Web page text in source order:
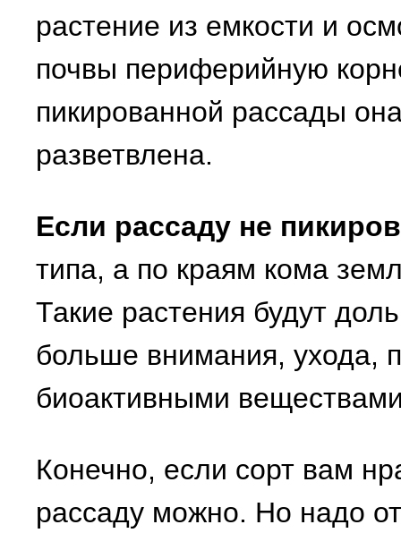
растение из емкости и
почвы периферийную
пикированной рассады
разветвлена.
Если рассаду не
типа, а по краям кома
Такие растения будут
больше внимания, ухода,
биоактивными
Конечно, если сорт вам
рассаду можно. Но надо